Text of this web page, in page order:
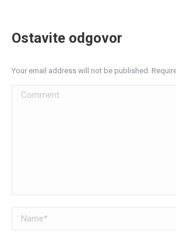
Ostavite odgovor
Your email address will not be published.
Comment
Name *